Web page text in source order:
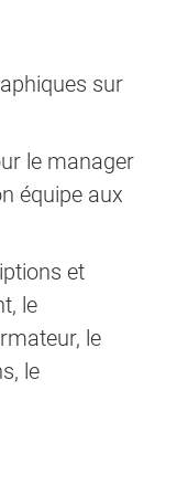
sur
le manager
équipe aux
et
le
le
le